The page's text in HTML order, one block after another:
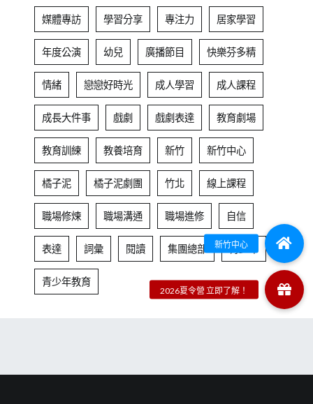
媒體專訪 學習分享 專注力 居家學習
年度公演 幼兒 廣播節目 快樂芬多精
情緒 戀戀好時光 成人學習 成人課程
成長大件事 戲劇 戲劇表達 教育劇場
教育訓練 教養培育 新竹 新竹中心
橘子泥 橘子泥劇團 竹北 線上課程
職場修煉 職場溝通 職場進修 自信
表達 詞彙 閱讀 集團總部 青少年
青少年教育